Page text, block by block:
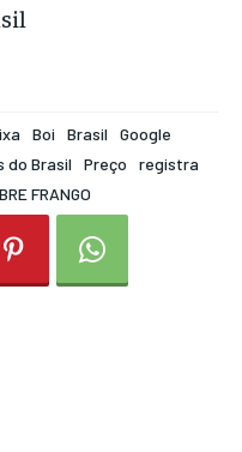
Boi Brasil
Google
do Brasil Preço
registra
FRANGO